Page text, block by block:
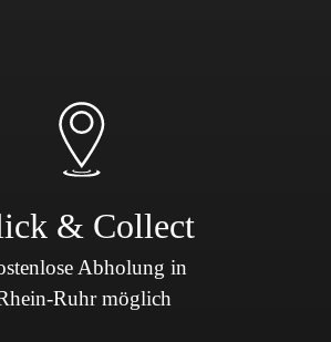
& Collect
Abholung in
Ruhr möglich